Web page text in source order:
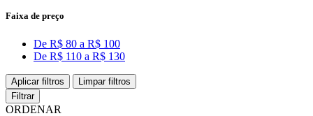
Faixa de preço
De R$ 80 a R$ 100
De R$ 110 a R$ 130
Aplicar filtros
Limpar filtros
Filtrar
ORDENAR